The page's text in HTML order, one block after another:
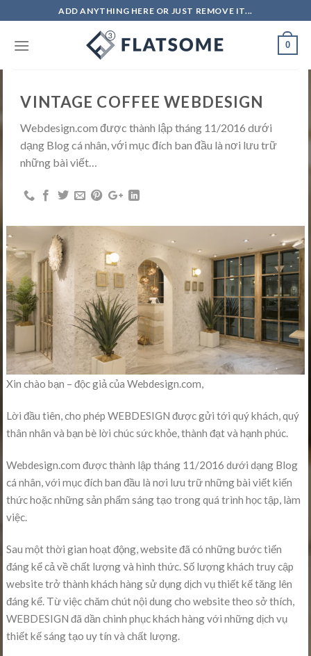
to
content
ADD ANYTHING HERE OR JUST REMOVE IT...
0
VINTAGE COFFEE WEBDESIGN
Webdesign.com được thành lập tháng 11/2016 dưới
dạng Blog cá nhân, với mục đích ban đầu là nơi lưu trữ
những bài viết…
Xin chào bạn – độc giả của Webdesign.com,
Lời đầu tiên, cho phép WEBDESIGN được gửi tới quý khách, quý
thân nhân và bạn bè lời chúc sức khỏe, thành đạt và hạnh phúc.
Webdesign.com được thành lập tháng 11/2016 dưới dạng Blog
cá nhân, với mục đích ban đầu là nơi lưu trữ những bài viết kiến
thức hoặc những sản phẩm sáng tạo trong quá trình học tập, làm
việc.
Sau một thời gian hoạt động, website đã có những bước tiến
đáng kể cả về chất lượng và hình thức. Số lượng khách truy cập
website trở thành khách hàng sử dụng dịch vụ thiết kế tăng lên
đáng kể. Từ việc chăm chút nội dung cho website theo sở thích,
WEBDESIGN đã dần chinh phục khách hàng với những dịch vụ
thiết kế sáng tạo uy tín và chất lượng.